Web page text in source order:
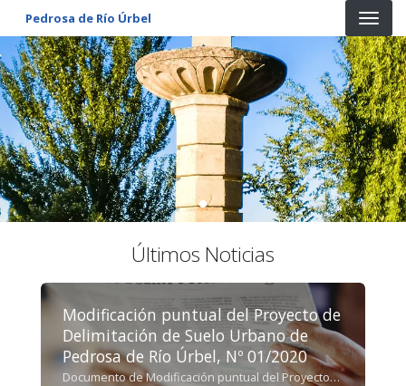
Pasar al contenido principal
Pedrosa de Río Úrbel
Últimos Noticias
Modificación puntual del Proyecto de
Delimitación de Suelo Urbano de
Pedrosa de Río Úrbel, Nº 01/2020
Documento de Modificación puntual del Proyecto